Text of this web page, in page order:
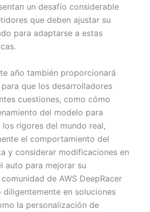
un desafío considerable
que deben ajustar su
para adaptarse a estas
año también proporcionará
que los desarrolladores
cuestiones, como cómo
del modelo para
rigores del mundo real,
el comportamiento del
y considerar modificaciones en
auto para mejorar su
de AWS DeepRacer
diligentemente en soluciones
la personalización de